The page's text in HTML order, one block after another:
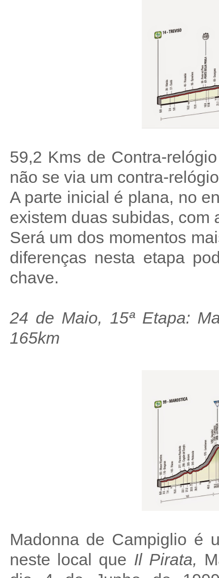
59,2 Kms de Contra-
não se via um contra-
A parte inicial é plana, no
existem duas subidas, com
Será um dos momentos
diferenças nesta etapa
chave.
24 de Maio, 15ª Etapa:
165km
Madonna de Campiglio é
neste local que Il Pirata,